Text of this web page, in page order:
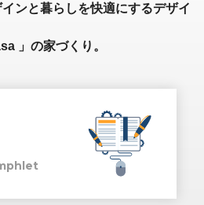
ンと暮らしを快適にするデザイ
」の家づくり。